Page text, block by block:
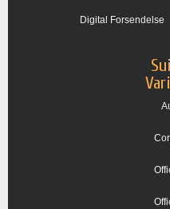
Digital Forsendelse